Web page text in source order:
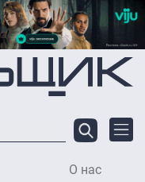
О нас